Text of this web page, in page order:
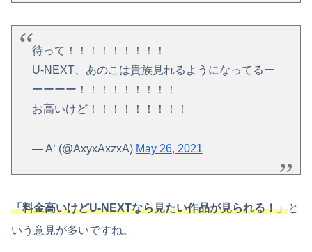
待って！！！！！！！！！
U-NEXT、あのこは貴族見れるようになってるー
ーーーー！！！！！！！！！
お高いけど！！！！！！！！！
— A‘ (@AxyxAxzxA) May 26, 2021
「料金高いけどU-NEXTなら見たい作品が見られる！」と
いう意見が多いですね。